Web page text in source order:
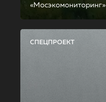
«Мосэкомониторинг»
СПЕЦПРОЕКТ